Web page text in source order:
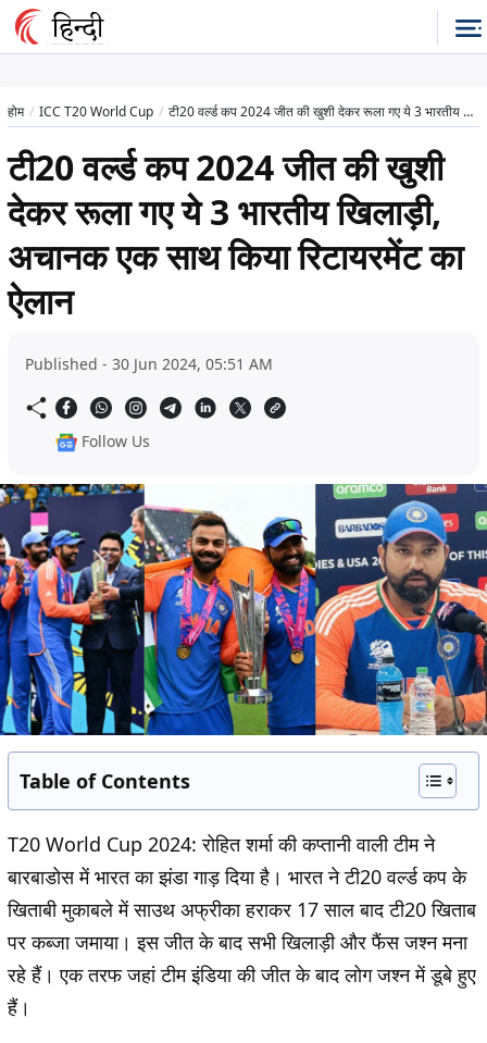
होम ICC T20 World Cup टी20 वर्ल्ड कप 2024 जीत की खुशी देकर रूला गए ये 3 भारतीय खिलाड़ी, अचानक एक साथ किया रिटायरमेंट का ऐलान
टी20 वर्ल्ड कप 2024 जीत की खुशी
देकर रूला गए ये 3 भारतीय खिलाड़ी,
अचानक एक साथ किया रिटायरमेंट का
ऐलान
Published - 30 Jun 2024, 05:51 AM
Follow Us
Table of Contents
T20 World Cup 2024: रोहित शर्मा की कप्तानी वाली टीम ने
बारबाडोस में भारत का झंडा गाड़ दिया है। भारत ने टी20 वर्ल्ड कप के
खिताबी मुकाबले में साउथ अफ्रीका हराकर 17 साल बाद टी20 खिताब
पर कब्जा जमाया। इस जीत के बाद सभी खिलाड़ी और फैंस जश्न मना
रहे हैं। एक तरफ जहां टीम इंडिया की जीत के बाद लोग जश्न में डूबे हुए
हैं।